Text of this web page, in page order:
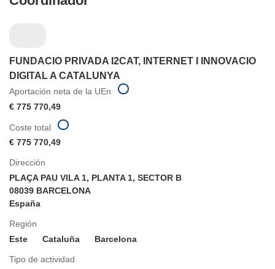
FUNDACIO PRIVADA I2CAT, INTERNET I INNOVACIO
DIGITAL A CATALUNYA
Aportación neta de la UEn
€ 775 770,49
Dirección
PLAÇA PAU VILA 1, PLANTA 1, SECTOR B
08039 BARCELONA
España
Región
Este
Cataluña Barcelona
Tipo de actividad
Coste total
€ 775 770,49